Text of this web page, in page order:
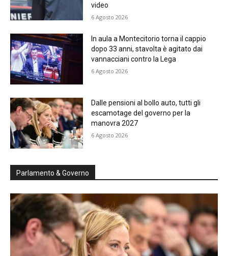
video
6 Agosto 2026
In aula a Montecitorio torna il cappio
dopo 33 anni, stavolta è agitato dai
vannacciani contro la Lega
6 Agosto 2026
Dalle pensioni al bollo auto, tutti gli
escamotage del governo per la
manovra 2027
6 Agosto 2026
Parlamento & Governo